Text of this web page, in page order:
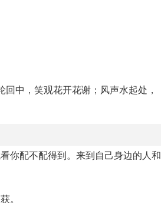
中，笑观花开花谢；风声水起处，
你配不配得到。来到自己身边的人和
。